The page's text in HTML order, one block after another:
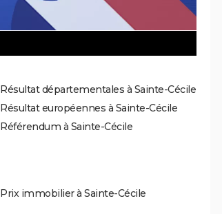
Résultat départementales à Sainte-Cécile
Résultat européennes à Sainte-Cécile
Référendum à Sainte-Cécile
Prix immobilier à Sainte-Cécile